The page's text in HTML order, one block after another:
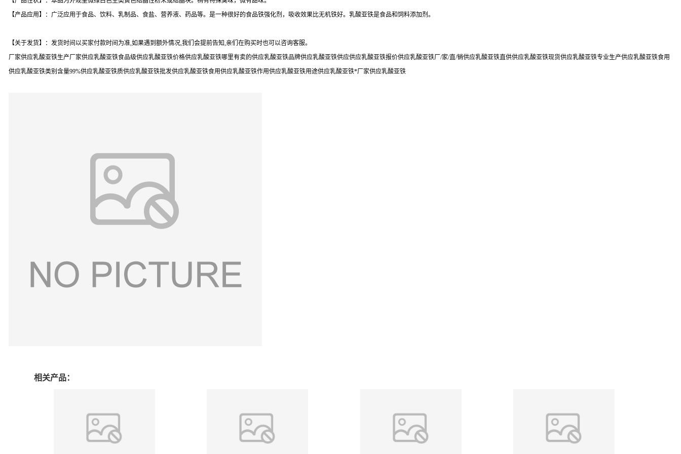
【产品应用】：广泛应用于食品、饮料、乳制品、食盐、营养液、药品等。是一种很好的食品铁强化剂，吸收效果比无机铁好。乳酸亚铁是食品和饲料添加剂。
【关于发货】：发货时间以买家付款时间为准,如果遇到额外情况,我们会提前告知,亲们在购买时也可以咨询客服。
厂家供应乳酸亚铁生产厂家供应乳酸亚铁食品级供应乳酸亚铁价格供应乳酸亚铁哪里有卖的供应乳酸亚铁品牌供应乳酸亚铁供应供应乳酸亚铁报价供应乳酸亚铁厂/家/直/销供应乳酸亚铁直供供应乳酸亚铁现货供应乳酸亚铁专业生产供应乳酸亚铁食用
供应乳酸亚铁类别含量99%供应乳酸亚铁质供应乳酸亚铁批发供应乳酸亚铁食用供应乳酸亚铁作用供应乳酸亚铁用途供应乳酸亚铁*厂家供应乳酸亚铁
相关产品：